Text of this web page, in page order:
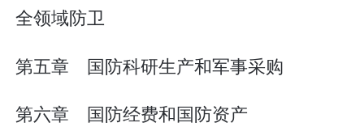
全领域防卫
第五章 国防科研生产和军事采购
第六章 国防经费和国防资产